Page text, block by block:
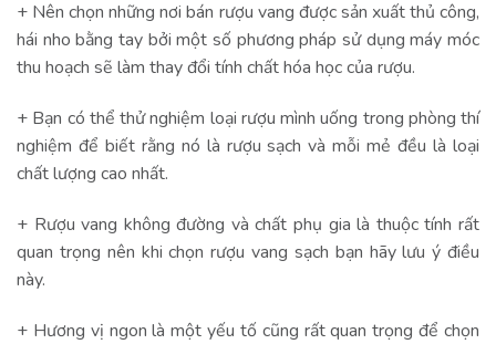
+ Nên chọn những nơi bán rượu vang được sản xuất thủ công,
hái nho bằng tay bởi một số phương pháp sử dụng máy móc
thu hoạch sẽ làm thay đổi tính chất hóa học của rượu.
+ Bạn có thể thử nghiệm loại rượu mình uống trong phòng thí
nghiệm để biết rằng nó là rượu sạch và mỗi mẻ đều là loại
chất lượng cao nhất.
+ Rượu vang không đường và chất phụ gia là thuộc tính rất
quan trọng nên khi chọn rượu vang sạch bạn hãy lưu ý điều
này.
+ Hương vị ngon là một yếu tố cũng rất quan trọng để chọn